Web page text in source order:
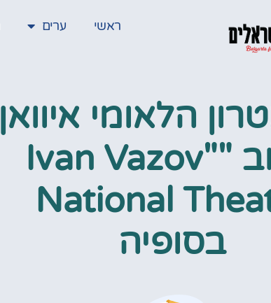
ראשי ערים
הלאומי איוואן
ואזוב "Ivan Vazov"
National
בסופיה